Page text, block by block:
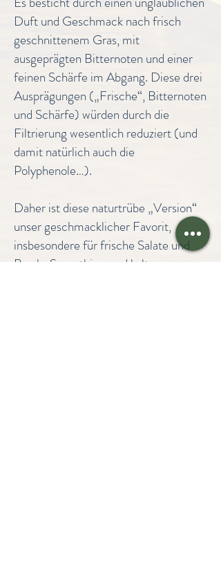
Duft und Geschmack nach frisch
geschnittenem Gras, mit
ausgeprägten Bitternoten und einer
feinen Schärfe im Abgang. Diese drei
Ausprägungen („Frische“, Bitternoten
und Schärfe) würden durch die
Filtrierung wesentlich reduziert (und
damit natürlich auch die
Polyphenole…).
Daher ist diese naturtrübe „Version“
unser geschmacklicher Favorit,
insbesondere für frische Salate und
Bowls, Smoothies, und kalte